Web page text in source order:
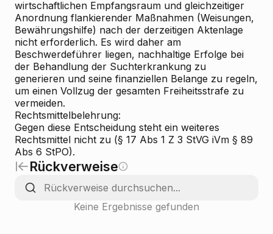
wirtschaftlichen Empfangsraum und gleichzeitiger
Anordnung flankierender Maßnahmen (Weisungen,
Bewährungshilfe) nach der derzeitigen Aktenlage
nicht erforderlich. Es wird daher am
Beschwerdeführer liegen, nachhaltige Erfolge bei
der Behandlung der Suchterkrankung zu
generieren und seine finanziellen Belange zu regeln,
um einen Vollzug der gesamten Freiheitsstrafe zu
vermeiden.
Rechtsmittelbelehrung:
Gegen diese Entscheidung steht ein weiteres
Rechtsmittel nicht zu (§ 17 Abs 1 Z 3 StVG iVm § 89
Abs 6 StPO).
Rückverweise
Keine Ergebnisse gefunden